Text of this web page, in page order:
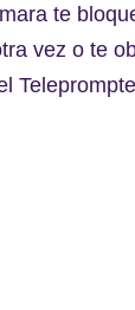
te
vez o te